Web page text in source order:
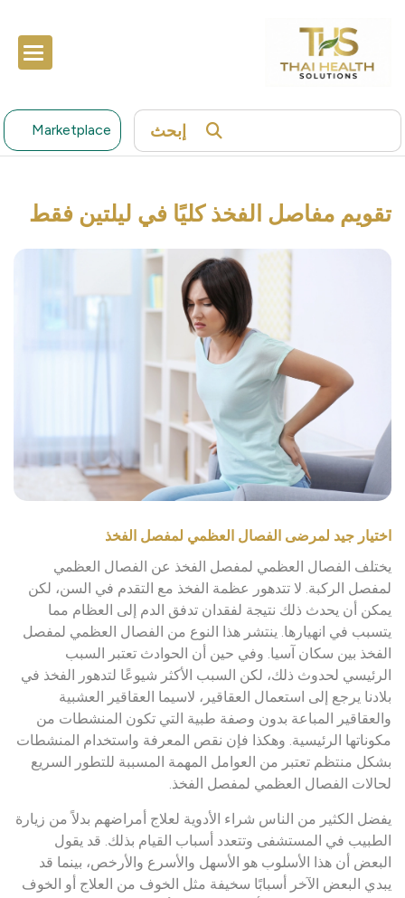
Marketplace إبحث
تقويم مفاصل الفخذ كليًا في ليلتين فقط
اختيار جيد لمرضى الفصال العظمي لمفصل الفخذ
يختلف الفصال العظمي لمفصل الفخذ عن الفصال العظمي
لمفصل الركبة. لا تتدهور عظمة الفخذ مع التقدم في السن، لكن
يمكن أن يحدث ذلك نتيجة لفقدان تدفق الدم إلى العظام مما
يتسبب في انهيارها. ينتشر هذا النوع من الفصال العظمي لمفصل
الفخذ بين سكان آسيا. وفي حين أن الحوادث تعتبر السبب
الرئيسي لحدوث ذلك، لكن السبب الأكثر شيوعًا لتدهور الفخذ في
بلادنا يرجع إلى استعمال العقاقير، لاسيما العقاقير العشبية
والعقاقير المباعة بدون وصفة طبية التي تكون المنشطات من
مكوناتها الرئيسية. وهكذا فإن نقص المعرفة واستخدام المنشطات
بشكل منتظم تعتبر من العوامل المهمة المسببة للتطور السريع
لحالات الفصال العظمي لمفصل الفخذ.
يفضل الكثير من الناس شراء الأدوية لعلاج أمراضهم بدلاً من زيارة
الطبيب في المستشفى وتتعدد أسباب القيام بذلك. قد يقول
البعض أن هذا الأسلوب هو الأسهل والأسرع والأرخص، بينما قد
يبدي البعض الآخر أسبابًا سخيفة مثل الخوف من العلاج أو الخوف